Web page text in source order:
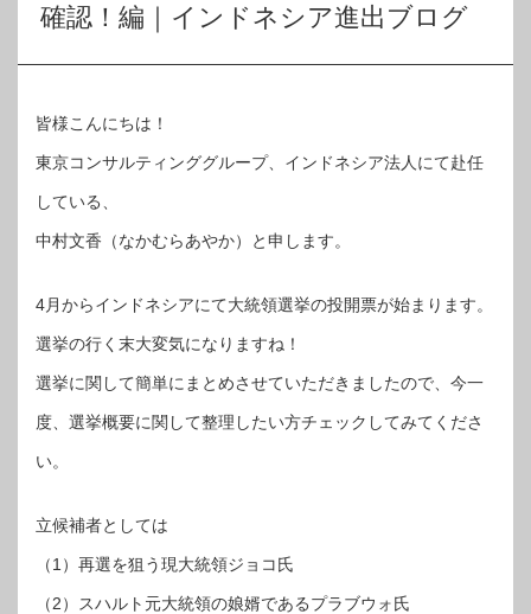
確認！編｜インドネシア進出ブログ
皆様こんにちは！
東京コンサルティンググループ、インドネシア法人にて赴任
している、
中村文香（なかむらあやか）と申します。
4月からインドネシアにて大統領選挙の投開票が始まります。
選挙の行く末大変気になりますね！
選挙に関して簡単にまとめさせていただきましたので、今一
度、選挙概要に関して整理したい方チェックしてみてくださ
い。
立候補者としては
（1）再選を狙う現大統領ジョコ氏
（2）スハルト元大統領の娘婿であるプラブウォ氏